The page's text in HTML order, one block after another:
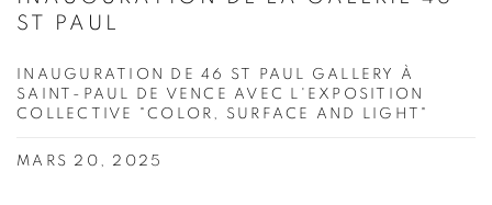
ST PAUL
INAUGURATION DE 46 ST PAUL GALLERY À
SAINT-PAUL DE VENCE AVEC L'EXPOSITION
COLLECTIVE "COLOR, SURFACE AND LIGHT"
MARS 20, 2025